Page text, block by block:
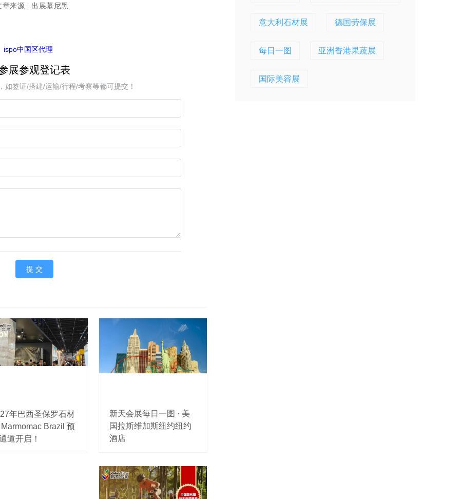
章来源 | 出展慕尼黑
ispo中国区代理
年巴西圣保罗石材
Marmomac Brazil 预
道开启！
新天会展每日一图 · 美
国拉斯维加斯纽约纽约
酒店
意大利石材展 德国劳保展
每日一图 亚洲香港果蔬展
国际美容展